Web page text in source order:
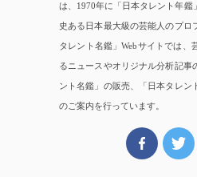
は、1970年に「日本タレント年鑑
史ある日本最大級の芸能人のプロ
タレント名鑑」Webサイトでは、
るニュースやオリジナル分析記事
ント名鑑」の販売、「日本タレン
のご案内を行っています。